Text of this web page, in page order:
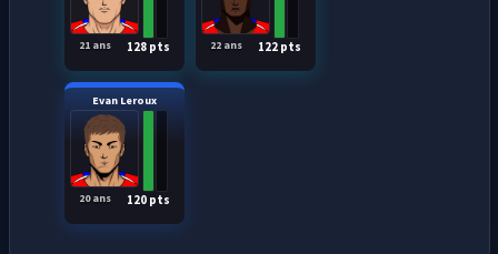
128 pts
21 ans 122 pts
22 ans
Evan Leroux
120 pts
20 ans